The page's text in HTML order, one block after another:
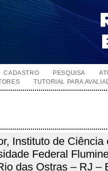
CADASTRO PESQUISA
TUTORIAL PARA
Instituto de Ciência
Federal
das Ostras – RJ –